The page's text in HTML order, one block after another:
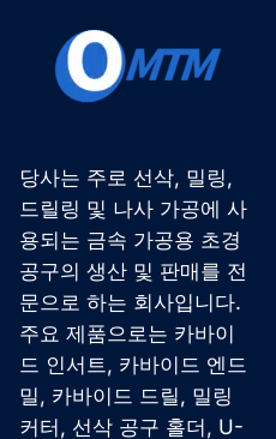
당사는 주로 선삭, 밀링,
드릴링 및 나사 가공에 사
용되는 금속 가공용 초경
공구의 생산 및 판매를 전
문으로 하는 회사입니다.
주요 제품으로는 카바이
드 인서트, 카바이드 엔드
밀, 카바이드 드릴, 밀링
커터, 선삭 공구 홀더, U-